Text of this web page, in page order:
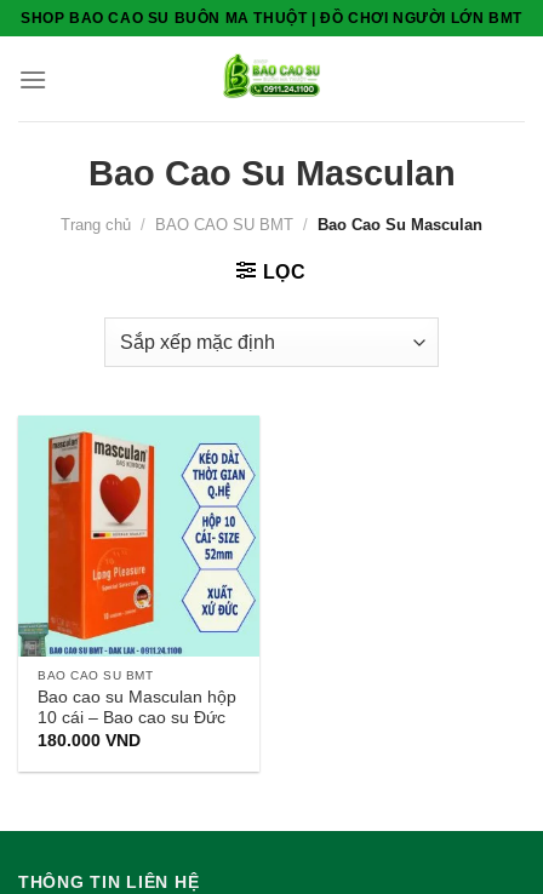
Skip
content
SHOP BAO CAO SU BUÔN MA THUỘT | ĐỒ CHƠI NGƯỜI LỚN BMT
Bao Cao Su Masculan
Trang chủ / BAO CAO SU BMT / Bao Cao Su Masculan
LỌC
BAO CAO SU BMT
Bao cao su Masculan hộp
10 cái – Bao cao su Đức
180.000VND
THÔNG TIN LIÊN HỆ